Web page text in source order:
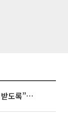
김정관 장관 “반도체 성과급, 주총 승인 받도록”…상법·자본시장법 개정 시사